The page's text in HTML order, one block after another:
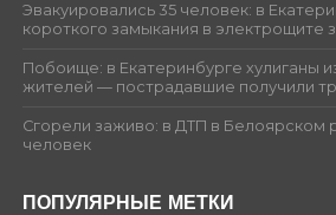
Эвакуировались 35 человек: в
короткого замыкания в электрощите
Побоище: в Екатеринбурге хулиганы
жителей — пострадавшие получили
Сгорели заживо: в ДТП в Белоярском
человек
ПОПУЛЯРНЫЕ МЕТКИ